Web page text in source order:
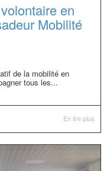
en
Mobilité
de la mobilité en
tous les...
En lire plus